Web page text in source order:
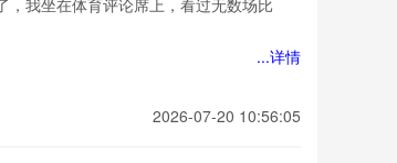
，我坐在体育评论席上，看过无数场比
...详情
2026-07-20 10:56:05